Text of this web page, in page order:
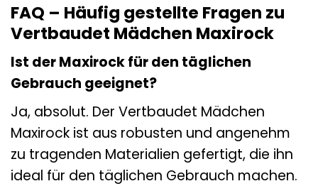
FAQ – Häufig gestellte Fragen zu
Vertbaudet Mädchen Maxirock
Ist der Maxirock für den täglichen
Gebrauch geeignet?
Ja, absolut. Der Vertbaudet Mädchen
Maxirock ist aus robusten und angenehm
zu tragenden Materialien gefertigt, die ihn
ideal für den täglichen Gebrauch machen.